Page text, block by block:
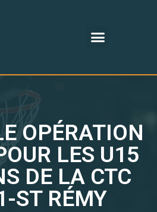
OPÉRATION
LES U15
DE LA CTC
ST RÉMY